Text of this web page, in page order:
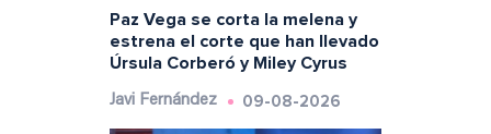
Paz Vega se corta la melena y
estrena el corte que han llevado
Úrsula Corberó y Miley Cyrus
Javi Fernández 09-08-2026